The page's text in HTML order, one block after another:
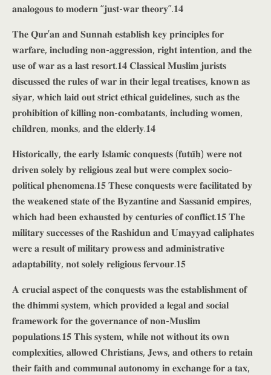
𝐚𝐧𝐚𝐥𝐨𝐠𝐨𝐮𝐬 𝐭𝐨 𝐦𝐨𝐝𝐞𝐫𝐧 “𝐣𝐮𝐬𝐭-𝐰𝐚𝐫 𝐭𝐡𝐞𝐨𝐫𝐲”.𝟏𝟒
𝐓𝐡𝐞 𝐐𝐮𝐫’𝐚𝐧 𝐚𝐧𝐝 𝐒𝐮𝐧𝐧𝐚𝐡 𝐞𝐬𝐭𝐚𝐛𝐥𝐢𝐬𝐡 𝐤𝐞𝐲 𝐩𝐫𝐢𝐧𝐜𝐢𝐩𝐥𝐞𝐬 𝐟𝐨𝐫
𝐰𝐚𝐫𝐟𝐚𝐫𝐞, 𝐢𝐧𝐜𝐥𝐮𝐝𝐢𝐧𝐠 𝐧𝐨𝐧-𝐚𝐠𝐠𝐫𝐞𝐬𝐬𝐢𝐨𝐧, 𝐫𝐢𝐠𝐡𝐭 𝐢𝐧𝐭𝐞𝐧𝐭𝐢𝐨𝐧, 𝐚𝐧𝐝 𝐭𝐡𝐞
𝐮𝐬𝐞 𝐨𝐟 𝐰𝐚𝐫 𝐚𝐬 𝐚 𝐥𝐚𝐬𝐭 𝐫𝐞𝐬𝐨𝐫𝐭.𝟏𝟒 𝐂𝐥𝐚𝐬𝐬𝐢𝐜𝐚𝐥 𝐌𝐮𝐬𝐥𝐢𝐦 𝐣𝐮𝐫𝐢𝐬𝐭𝐬
𝐝𝐢𝐬𝐜𝐮𝐬𝐬𝐞𝐝 𝐭𝐡𝐞 𝐫𝐮𝐥𝐞𝐬 𝐨𝐟 𝐰𝐚𝐫 𝐢𝐧 𝐭𝐡𝐞𝐢𝐫 𝐥𝐞𝐠𝐚𝐥 𝐭𝐫𝐞𝐚𝐭𝐢𝐬𝐞𝐬, 𝐤𝐧𝐨𝐰𝐧 𝐚𝐬
𝐬𝐢𝐲𝐚𝐫, 𝐰𝐡𝐢𝐜𝐡 𝐥𝐚𝐢𝐝 𝐨𝐮𝐭 𝐬𝐭𝐫𝐢𝐜𝐭 𝐞𝐭𝐡𝐢𝐜𝐚𝐥 𝐠𝐮𝐢𝐝𝐞𝐥𝐢𝐧𝐞𝐬, 𝐬𝐮𝐜𝐡 𝐚𝐬 𝐭𝐡𝐞
𝐩𝐫𝐨𝐡𝐢𝐛𝐢𝐭𝐢𝐨𝐧 𝐨𝐟 𝐤𝐢𝐥𝐥𝐢𝐧𝐠 𝐧𝐨𝐧-𝐜𝐨𝐦𝐛𝐚𝐭𝐚𝐧𝐭𝐬, 𝐢𝐧𝐜𝐥𝐮𝐝𝐢𝐧𝐠 𝐰𝐨𝐦𝐞𝐧,
𝐜𝐡𝐢𝐥𝐝𝐫𝐞𝐧, 𝐦𝐨𝐧𝐤𝐬, 𝐚𝐧𝐝 𝐭𝐡𝐞 𝐞𝐥𝐝𝐞𝐫𝐥𝐲.𝟏𝟒
𝐇𝐢𝐬𝐭𝐨𝐫𝐢𝐜𝐚𝐥𝐥𝐲, 𝐭𝐡𝐞 𝐞𝐚𝐫𝐥𝐲 𝐈𝐬𝐥𝐚𝐦𝐢𝐜 𝐜𝐨𝐧𝐪𝐮𝐞𝐬𝐭𝐬 (𝐟𝐮𝐭𝐮̄𝐡̣) 𝐰𝐞𝐫𝐞 𝐧𝐨𝐭
𝐝𝐫𝐢𝐯𝐞𝐧 𝐬𝐨𝐥𝐞𝐥𝐲 𝐛𝐲 𝐫𝐞𝐥𝐢𝐠𝐢𝐨𝐮𝐬 𝐳𝐞𝐚𝐥 𝐛𝐮𝐭 𝐰𝐞𝐫𝐞 𝐜𝐨𝐦𝐩𝐥𝐞𝐱 𝐬𝐨𝐜𝐢𝐨-
𝐩𝐨𝐥𝐢𝐭𝐢𝐜𝐚𝐥 𝐩𝐡𝐞𝐧𝐨𝐦𝐞𝐧𝐚.𝟏𝟓 𝐓𝐡𝐞𝐬𝐞 𝐜𝐨𝐧𝐪𝐮𝐞𝐬𝐭𝐬 𝐰𝐞𝐫𝐞 𝐟𝐚𝐜𝐢𝐥𝐢𝐭𝐚𝐭𝐞𝐝 𝐛𝐲
𝐭𝐡𝐞 𝐰𝐞𝐚𝐤𝐞𝐧𝐞𝐝 𝐬𝐭𝐚𝐭𝐞 𝐨𝐟 𝐭𝐡𝐞 𝐁𝐲𝐳𝐚𝐧𝐭𝐢𝐧𝐞 𝐚𝐧𝐝 𝐒𝐚𝐬𝐬𝐚𝐧𝐢𝐝 𝐞𝐦𝐩𝐢𝐫𝐞𝐬,
𝐰𝐡𝐢𝐜𝐡 𝐡𝐚𝐝 𝐛𝐞𝐞𝐧 𝐞𝐱𝐡𝐚𝐮𝐬𝐭𝐞𝐝 𝐛𝐲 𝐜𝐞𝐧𝐭𝐮𝐫𝐢𝐞𝐬 𝐨𝐟 𝐜𝐨𝐧𝐟𝐥𝐢𝐜𝐭.𝟏𝟓 𝐓𝐡𝐞
𝐦𝐢𝐥𝐢𝐭𝐚𝐫𝐲 𝐬𝐮𝐜𝐜𝐞𝐬𝐬𝐞𝐬 𝐨𝐟 𝐭𝐡𝐞 𝐑𝐚𝐬𝐡𝐢𝐝𝐮𝐧 𝐚𝐧𝐝 𝐔𝐦𝐚𝐲𝐲𝐚𝐝 𝐜𝐚𝐥𝐢𝐩𝐡𝐚𝐭𝐞𝐬
𝐰𝐞𝐫𝐞 𝐚 𝐫𝐞𝐬𝐮𝐥𝐭 𝐨𝐟 𝐦𝐢𝐥𝐢𝐭𝐚𝐫𝐲 𝐩𝐫𝐨𝐰𝐞𝐬𝐬 𝐚𝐧𝐝 𝐚𝐝𝐦𝐢𝐧𝐢𝐬𝐭𝐫𝐚𝐭𝐢𝐯𝐞
𝐚𝐝𝐚𝐩𝐭𝐚𝐛𝐢𝐥𝐢𝐭𝐲, 𝐧𝐨𝐭 𝐬𝐨𝐥𝐞𝐥𝐲 𝐫𝐞𝐥𝐢𝐠𝐢𝐨𝐮𝐬 𝐟𝐞𝐫𝐯𝐨𝐮𝐫.𝟏𝟓
𝐀 𝐜𝐫𝐮𝐜𝐢𝐚𝐥 𝐚𝐬𝐩𝐞𝐜𝐭 𝐨𝐟 𝐭𝐡𝐞 𝐜𝐨𝐧𝐪𝐮𝐞𝐬𝐭𝐬 𝐰𝐚𝐬 𝐭𝐡𝐞 𝐞𝐬𝐭𝐚𝐛𝐥𝐢𝐬𝐡𝐦𝐞𝐧𝐭 𝐨𝐟
𝐭𝐡𝐞 𝐝𝐡𝐢𝐦𝐦𝐢 𝐬𝐲𝐬𝐭𝐞𝐦, 𝐰𝐡𝐢𝐜𝐡 𝐩𝐫𝐨𝐯𝐢𝐝𝐞𝐝 𝐚 𝐥𝐞𝐠𝐚𝐥 𝐚𝐧𝐝 𝐬𝐨𝐜𝐢𝐚𝐥
𝐟𝐫𝐚𝐦𝐞𝐰𝐨𝐫𝐤 𝐟𝐨𝐫 𝐭𝐡𝐞 𝐠𝐨𝐯𝐞𝐫𝐧𝐚𝐧𝐜𝐞 𝐨𝐟 𝐧𝐨𝐧-𝐌𝐮𝐬𝐥𝐢𝐦
𝐩𝐨𝐩𝐮𝐥𝐚𝐭𝐢𝐨𝐧𝐬.𝟏𝟓 𝐓𝐡𝐢𝐬 𝐬𝐲𝐬𝐭𝐞𝐦, 𝐰𝐡𝐢𝐥𝐞 𝐧𝐨𝐭 𝐰𝐢𝐭𝐡𝐨𝐮𝐭 𝐢𝐭𝐬 𝐨𝐰𝐧
𝐜𝐨𝐦𝐩𝐥𝐞𝐱𝐢𝐭𝐢𝐞𝐬, 𝐚𝐥𝐥𝐨𝐰𝐞𝐝 𝐂𝐡𝐫𝐢𝐬𝐭𝐢𝐚𝐧𝐬, 𝐉𝐞𝐰𝐬, 𝐚𝐧𝐝 𝐨𝐭𝐡𝐞𝐫𝐬 𝐭𝐨 𝐫𝐞𝐭𝐚𝐢𝐧
𝐭𝐡𝐞𝐢𝐫 𝐟𝐚𝐢𝐭𝐡 𝐚𝐧𝐝 𝐜𝐨𝐦𝐦𝐮𝐧𝐚𝐥 𝐚𝐮𝐭𝐨𝐧𝐨𝐦𝐲 𝐢𝐧 𝐞𝐱𝐜𝐡𝐚𝐧𝐠𝐞 𝐟𝐨𝐫 𝐚 𝐭𝐚𝐱,